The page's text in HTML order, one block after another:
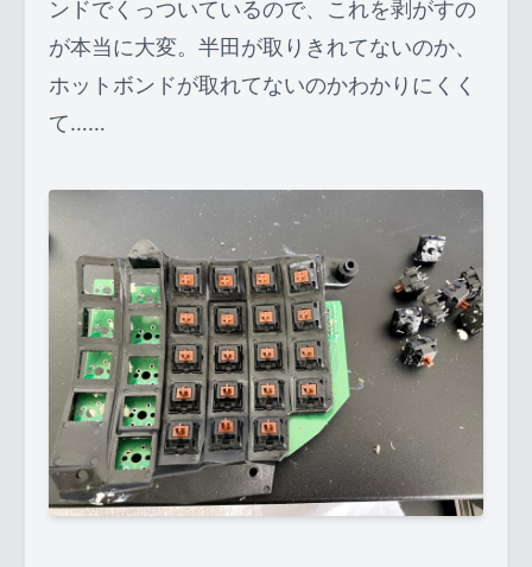
ンドでくっついているので、これを剥がすの
が本当に大変。半田が取りきれてないのか、
ホットボンドが取れてないのかわかりにくく
て……